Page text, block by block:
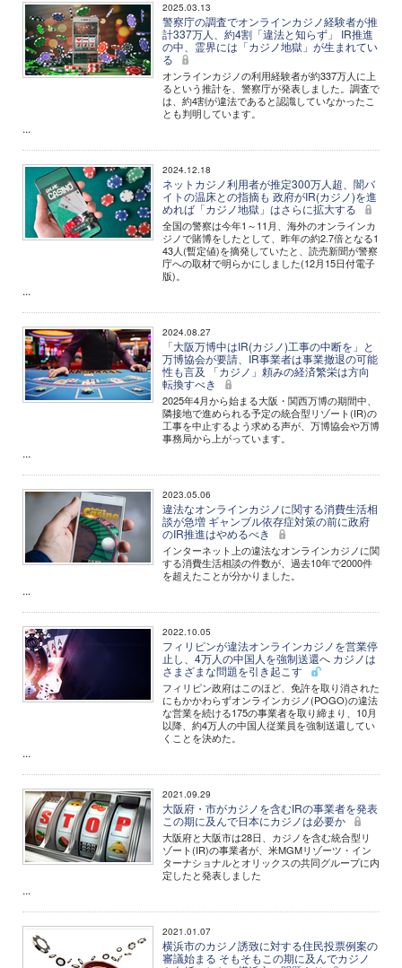
2025.03.13
警察庁の調査でオンラインカジノ経験者が推
計337万人、約4割「違法と知らず」 IR推進
の中、霊界には「カジノ地獄」が生まれてい
る
オンラインカジノの利用経験者が約337万人に上
るという推計を、警察庁が発表しました。調査で
は、約4割が違法であると認識していなかったこ
とも判明しています。
...
2024.12.18
ネットカジノ利用者が推定300万人超、闇バ
イトの温床との指摘も 政府がIR(カジノ)を進
めれば「カジノ地獄」はさらに拡大する
全国の警察は今年1～11月、海外のオンラインカ
ジノで賭博をしたとして、昨年の約2.7倍となる1
43人(暫定値)を摘発していたと、読売新聞が警察
庁への取材で明らかにしました(12月15日付電子
版)。
...
2024.08.27
「大阪万博中はIR(カジノ)工事の中断を」と
万博協会が要請、IR事業者は事業撤退の可能
性も言及 「カジノ」頼みの経済繁栄は方向
転換すべき
2025年4月から始まる大阪・関西万博の期間中、
隣接地で進められる予定の統合型リゾート(IR)の
工事を中止するよう求める声が、万博協会や万博
事務局から上がっています。
...
2023.05.06
違法なオンラインカジノに関する消費生活相
談が急増 ギャンブル依存症対策の前に政府
のIR推進はやめるべき
インターネット上の違法なオンラインカジノに関
する消費生活相談の件数が、過去10年で2000件
を超えたことが分かりました。
...
2022.10.05
フィリピンが違法オンラインカジノを営業停
止し、4万人の中国人を強制送還へ カジノは
さまざまな問題を引き起こす
フィリピン政府はこのほど、免許を取り消された
にもかかわらずオンラインカジノ(POGO)の違法
な営業を続ける175の事業者を取り締まり、10月
以降、約4万人の中国人従業員を強制送還してい
くことを決めた。
...
2021.09.29
大阪府・市がカジノを含むIRの事業者を発表
この期に及んで日本にカジノは必要か
大阪府と大阪市は28日、カジノを含む統合型リ
ゾート(IR)の事業者が、米MGMリゾーツ・イン
ターナショナルとオリックスの共同グループに内
定したと発表しました
...
2021.01.07
横浜市のカジノ誘致に対する住民投票例案の
審議始まる そもそもこの期に及んでカジノ